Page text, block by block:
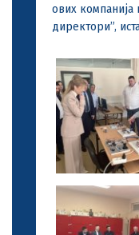
ових компанија
директори”,